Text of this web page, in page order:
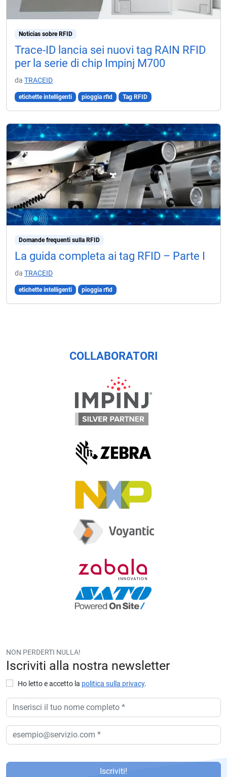
Noticias sobre RFID
Trace-ID lancia sei nuovi tag RAIN RFID
per la serie di chip Impinj M700
da TRACEID
etichette intelligenti pioggia rfid Tag RFID
Domande frequenti sulla RFID
La guida completa ai tag RFID – Parte I
da TRACEID
etichette intelligenti pioggia rfid
COLLABORATORI
NON PERDERTI NULLA!
Iscriviti alla nostra newsletter
Ho letto e accetto la politica sulla privacy.
Iscriviti!